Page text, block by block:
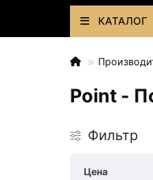
КАТАЛОГ
Point -
Фильтр
Цена